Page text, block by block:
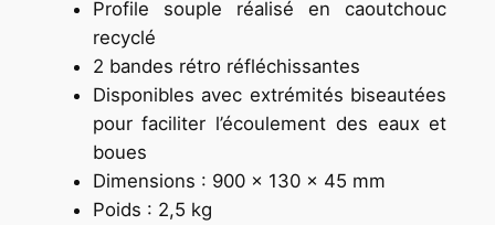
Profile souple réalisé en caoutchouc
recyclé
2 bandes rétro réfléchissantes
Disponibles avec extrémités biseautées
pour faciliter l’écoulement des eaux et
boues
Dimensions : 900 x 130 x 45 mm
Poids : 2,5 kg